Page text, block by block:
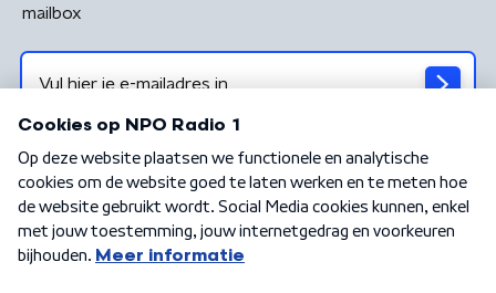
mailbox
Algemene voorwaarden